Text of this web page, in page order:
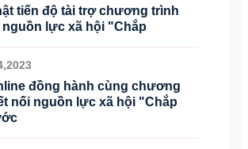
tiến độ tài trợ chương trình
nguồn lực xã hội "Chắp
đồng hành cùng chương
nối nguồn lực xã hội "Chắp